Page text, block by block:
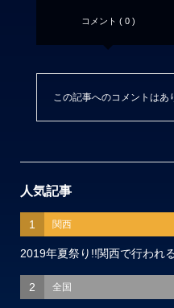
コメント ( 0 )
この記事へのコメントはあ
人気記事
1 関西
2019年夏祭り!!関西で行われ
2 全国